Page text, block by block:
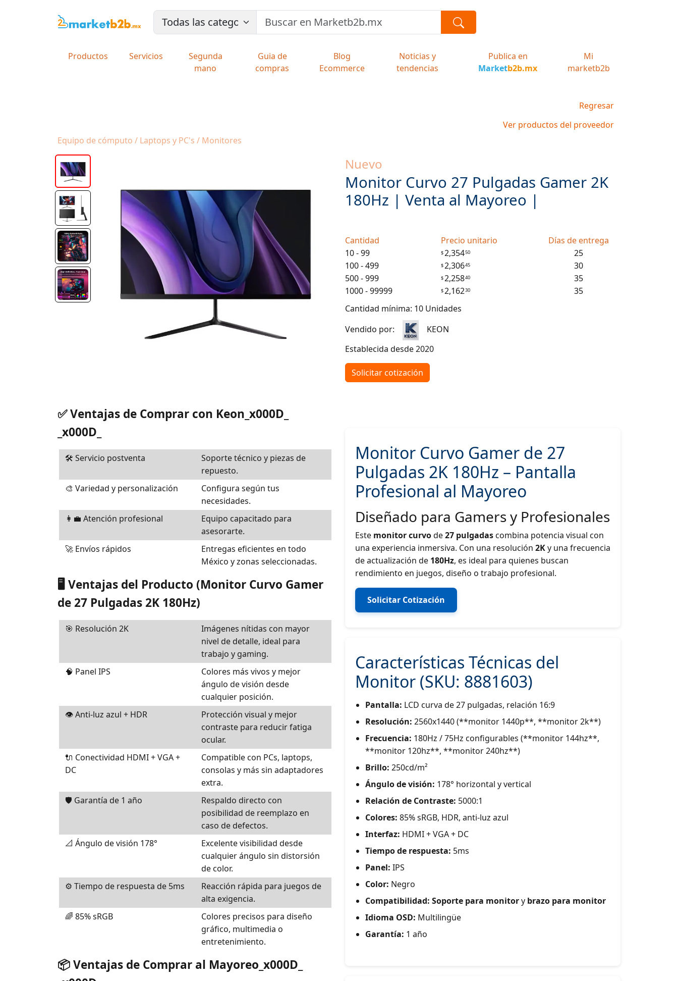
Productos Servicios
Segunda
mano
Guia de
compras
Blog
Ecommerce
Noticias y
tendencias
Publica en
Marketb2b.mx
Mi
marketb2b
Regresar
Ver productos del proveedor
Equipo de cómputo / Laptops y PC's / Monitores
Nuevo
Monitor Curvo 27 Pulgadas Gamer 2K
180Hz | Venta al Mayoreo |
Cantidad Precio unitario
Días de entrega
10 - 99
$2,35450
25
100 - 499
$2,30645
30
500 - 999
$2,25840
35
1000 - 99999
$2,16230
35
Cantidad mínima: 10 Unidades
Vendido por:
KEON
Establecida desde 2020
Solicitar cotización
✅ Ventajas de Comprar con Keon_x000D_
_x000D_
🛠️ Servicio postventa
Soporte técnico y piezas de
repuesto.
🎨 Variedad y personalización
Configura según tus
necesidades.
👩‍💼 Atención profesional
Equipo capacitado para
asesorarte.
🚀 Envíos rápidos
Entregas eficientes en todo
México y zonas seleccionadas.
🖥️ Ventajas del Producto (Monitor Curvo Gamer
de 27 Pulgadas 2K 180Hz)
🎯 Resolución 2K
Imágenes nítidas con mayor
nivel de detalle, ideal para
trabajo y gaming.
🧠 Panel IPS
Colores más vivos y mejor
ángulo de visión desde
cualquier posición.
👁️ Anti-luz azul + HDR
Protección visual y mejor
contraste para reducir fatiga
ocular.
🔌 Conectividad HDMI + VGA +
DC
Compatible con PCs, laptops,
consolas y más sin adaptadores
extra.
🛡️ Garantía de 1 año
Respaldo directo con
posibilidad de reemplazo en
caso de defectos.
📐 Ángulo de visión 178°
Excelente visibilidad desde
cualquier ángulo sin distorsión
de color.
⚙️ Tiempo de respuesta de 5ms
Reacción rápida para juegos de
alta exigencia.
🌈 85% sRGB
Colores precisos para diseño
gráfico, multimedia o
entretenimiento.
📦 Ventajas de Comprar al Mayoreo_x000D_
Monitor Curvo Gamer de 27
Pulgadas 2K 180Hz – Pantalla
Profesional al Mayoreo
Diseñado para Gamers y Profesionales
Este monitor curvode27 pulgadascombina potencia visual con
una experiencia inmersiva. Con una resolución 2Ky una frecuencia
de actualización de 180Hz, es ideal para quienes buscan
rendimiento en juegos, diseño o trabajo profesional.
Solicitar Cotización
Características Técnicas del
Monitor (SKU: 8881603)
Pantalla: LCD curva de 27 pulgadas, relación 16:9
Resolución: 2560x1440 (**monitor 1440p**, **monitor 2k**)
Frecuencia: 180Hz / 75Hz configurables (**monitor 144hz**,
**monitor 120hz**, **monitor 240hz**)
Brillo: 250cd/m²
Ángulo de visión: 178° horizontal y vertical
Relación de Contraste: 5000:1
Colores: 85% sRGB, HDR, anti-luz azul
Interfaz: HDMI + VGA + DC
Tiempo de respuesta: 5ms
Panel: IPS
Color: Negro
Compatibilidad: Soporte para monitory brazo para monitor
Idioma OSD: Multilingüe
Garantía: 1 año